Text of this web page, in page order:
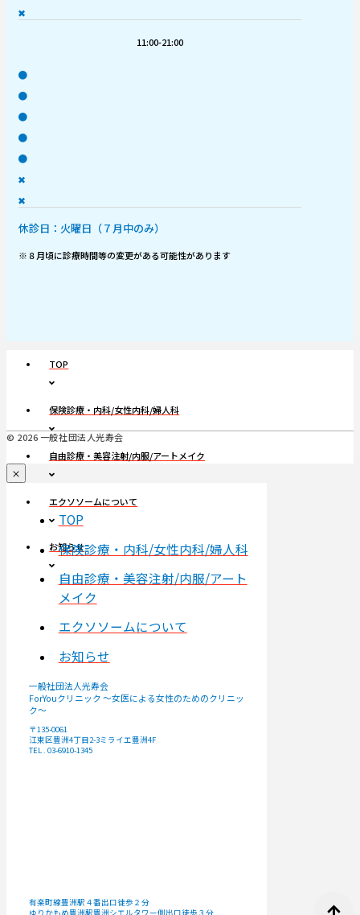
✖
11:00-21:00
●
●
●
●
●
✖
✖
休診日：火曜日（７月中のみ）
※８月頃に診療時間等の変更がある可能性があります
TOP
保険診療・内科/女性内科/婦人科
自由診療・美容注射/内服/アートメイク
エクソソームについて
お知らせ
© 2026 一般社団法人光寿会
TOP
保険診療・内科/女性内科/婦人科
自由診療・美容注射/内服/アート
メイク
エクソソームについて
お知らせ
一般社団法人光寿会
ForYouクリニック ～女医による女性のためのクリニッ
ク～
〒135-0061
江東区豊洲4丁目2-3ミライエ豊洲4F
TEL . 03-6910-1345
有楽町線豊洲駅４番出口徒歩２分
ゆりかもめ豊洲駅豊洲シエルタワー側出口徒歩３分